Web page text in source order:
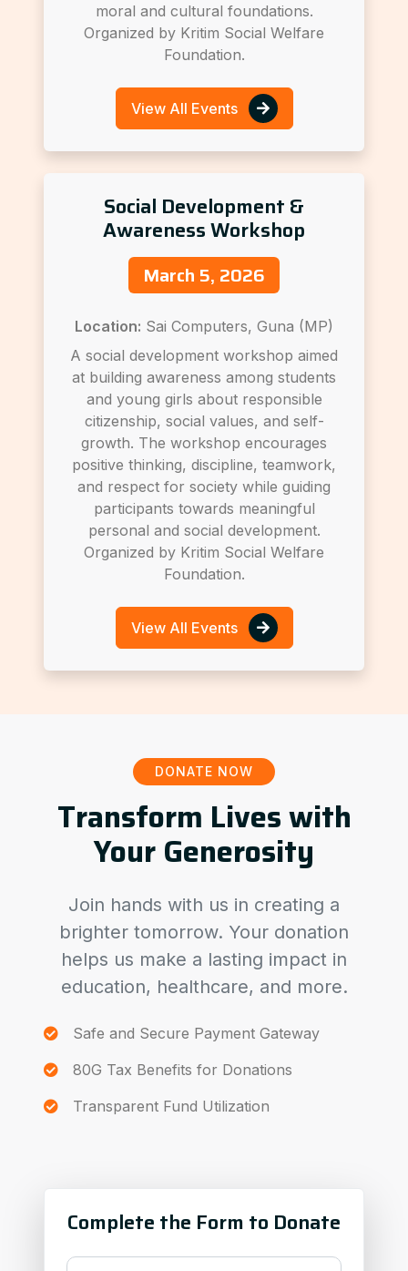
moral and cultural foundations.
Organized by Kritim Social Welfare
Foundation.
View All Events
Social Development &
Awareness Workshop
March 5, 2026
Location: Sai Computers, Guna (MP)
A social development workshop aimed
at building awareness among students
and young girls about responsible
citizenship, social values, and self-
growth. The workshop encourages
positive thinking, discipline, teamwork,
and respect for society while guiding
participants towards meaningful
personal and social development.
Organized by Kritim Social Welfare
Foundation.
View All Events
DONATE NOW
Transform Lives with
Your Generosity
Join hands with us in creating a
brighter tomorrow. Your donation
helps us make a lasting impact in
education, healthcare, and more.
Safe and Secure Payment Gateway
80G Tax Benefits for Donations
Transparent Fund Utilization
Complete the Form to Donate